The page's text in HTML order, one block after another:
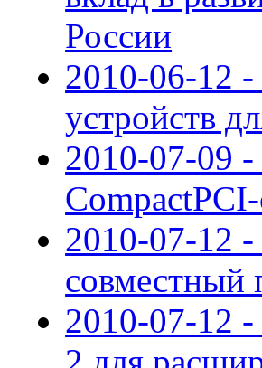
России
2010-06-12 -
устройств
2010-07-09
2010-07-12
совместный
2010-07-12